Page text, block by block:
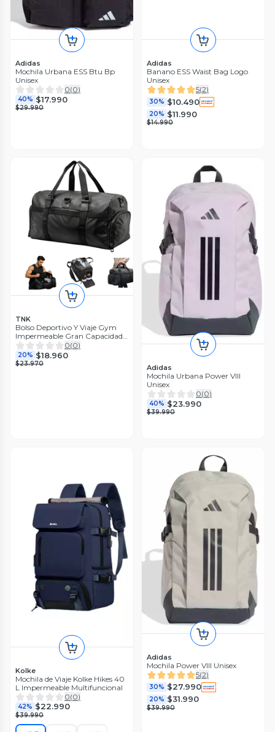
Adidas
Mochila Urbana ESS Btu Bp
Unisex
0(0)
40% $17.990
$29.990
Adidas
Banano ESS Waist Bag Logo
Unisex
5(2)
30% $10.490
20% $11.990
$14.990
TNK
Bolso Deportivo Y Viaje Gym
Impermeable Gran Capacidad
29L
0(0)
20% $18.960
$23.970 Adidas
Mochila Urbana Power VIII
Unisex
0(0)
40% $23.990
$39.990
Kolke
Mochila de Viaje Kolke Hikes 40
L Impermeable Multifuncional
0(0)
42% $22.990
$39.990
Adidas
Mochila Power VIII Unisex
5(2)
30% $27.990
20% $31.990
$39.990